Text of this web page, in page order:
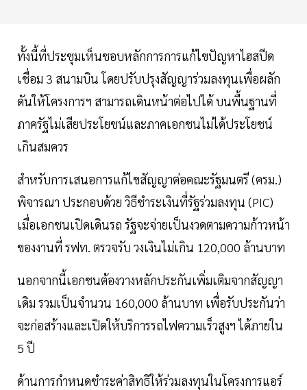
ทั้งนี้ที่ประชุมเห็นชอบหลักการการแก้ไขปัญหาไฮสปีด
เชื่อม 3 สนามบิน โดยปรับปรุงสัญญาร่วมลงทุนเพื่อผลัก
ดันให้โครงการฯ สามารถเดินหน้าต่อไปได้ บนพื้นฐานที่
ภาครัฐไม่เสียประโยชน์และภาคเอกชนไม่ได้ประโยชน์
เกินสมควร
สำหรับการเสนอการแก้ไขสัญญาต่อคณะรัฐมนตรี (ครม.)
พิจารณา ประกอบด้วย วิธีชำระเงินที่รัฐร่วมลงทุน (PIC)
เมื่อเอกชนเปิดเดินรถ รัฐจะจ่ายเป็นงวดตามความก้าวหน้า
ของงานที่ รฟท. ตรวจรับ วงเงินไม่เกิน 120,000 ล้านบาท
นอกจากนี้เอกชนต้องวางหลักประกันเพิ่มเติมจากสัญญา
เดิม รวมเป็นจำนวน 160,000 ล้านบาท เพื่อรับประกันว่า
จะก่อสร้างและเปิดให้บริการรถไฟความเร็วสูงฯ ได้ภายใน
5 ปี
ด้านการกำหนดชำระค่าสิทธิให้ร่วมลงทุนในโครงการแอร์